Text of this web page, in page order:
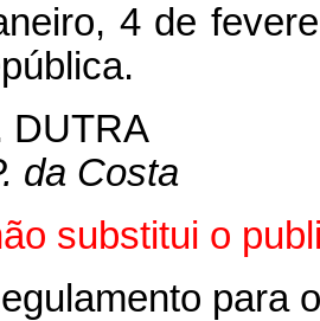
4 de
DUTRA
da Costa
substitui o
para